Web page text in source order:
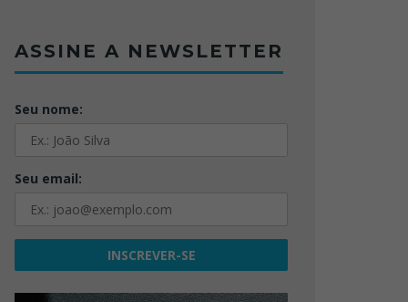
ASSINE A NEWSLETTER
Seu nome:
Seu email: